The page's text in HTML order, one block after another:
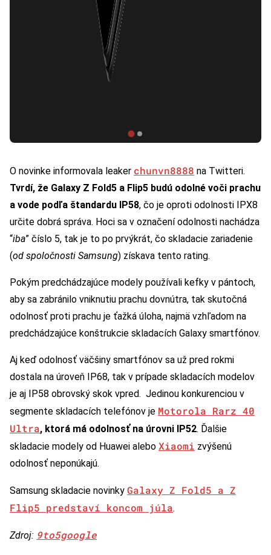
O novinke informovala leaker chunvn8888 na Twitteri.
Tvrdí, že Galaxy Z Fold5 a Flip5 budú odolné voči prachu
a vode podľa štandardu IP58, čo je oproti odolnosti IPX8
určite dobrá správa. Hoci sa v označení odolnosti nachádza
“iba” číslo 5, tak je to po prvýkrát, čo skladacie zariadenie
(od spoločnosti Samsung) získava tento rating.
Pokým predchádzajúce modely používali kefky v pántoch,
aby sa zabránilo vniknutiu prachu dovnútra, tak skutočná
odolnosť proti prachu je ťažká úloha, najmä vzhľadom na
predchádzajúce konštrukcie skladacích Galaxy smartfónov.
Aj keď odolnosť väčšiny smartfónov sa už pred rokmi
dostala na úroveň IP68, tak v prípade skladacích modelov
je aj IP58 obrovský skok vpred. Jedinou konkurenciou v
segmente skladacích telefónov je Motorola Rarz 40
Ultra, ktorá má odolnosť na úrovni IP52. Ďalšie
skladacie modely od Huawei alebo Xiaomi zvýšenú
odolnosť neponúkajú.
Samsung skladacie novinky Galaxy Z Fold5 a Z
Flip5 predstaví koncom júla.
Zdroj: 9to5google